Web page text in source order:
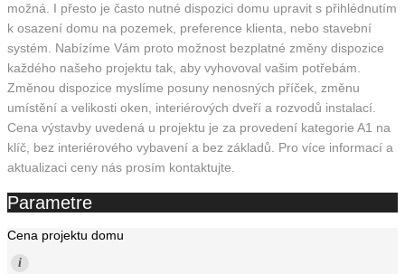
možná. I přesto je často nutné dispozici domu upravit s přihlédnutím
k osazení domu na pozemek, preference klienta, nebo stavební
systém. Nabízíme Vám proto možnost bezplatné změny dispozice
každého našeho projektu tak, aby vyhovoval vašim potřebám.
Změnou dispozice myslíme posuny nenosných příček, změnu
umístění a velikosti oken, interiérových dveří a rozvodů instalací.
Cena výstavby uvedená u projektu je za provedení kategorie A1 na
klíč, bez interiérového vybavení a bez základů. Pro více informací a
aktualizaci ceny nás prosím kontaktujte.
Parametre
Cena projektu domu
i